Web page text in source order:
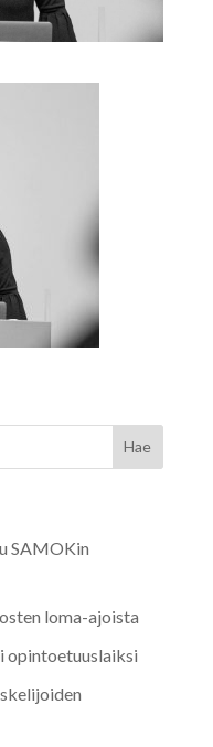
SAMOKin
loma-ajoista
opintoetuuslaiksi